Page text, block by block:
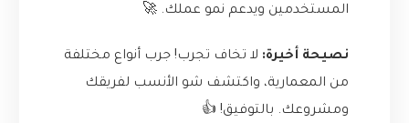
المستخدمين ويدعم نمو عملك. 🚀
نصيحة أخيرة: لا تخاف تجرب! جرب أنواع مختلفة
من المعمارية، واكتشف شو الأنسب لفريقك
ومشروعك. بالتوفيق! 👍